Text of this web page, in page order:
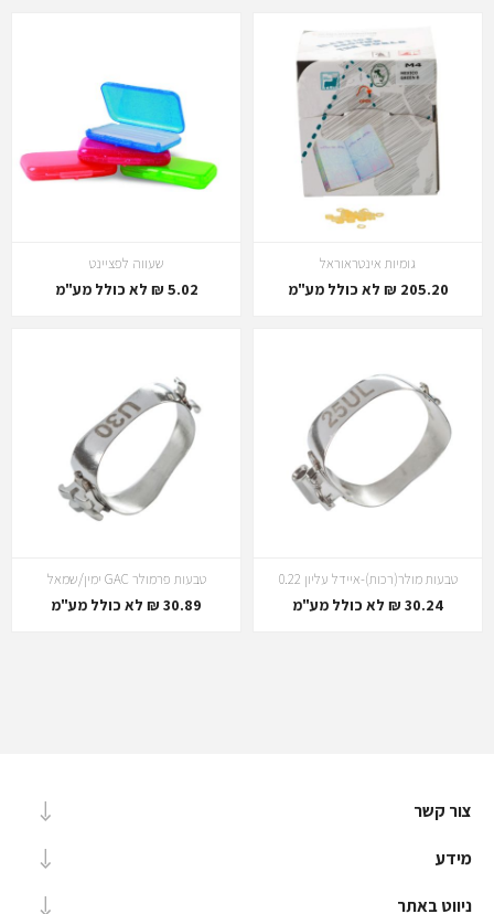
גומיות אינטראוראל
205.20 ₪ לא כולל מע"מ
שעווה לפציינט
5.02 ₪ לא כולל מע"מ
טבעות מולר(רכות)-איידל עליון 0.22
30.24 ₪ לא כולל מע"מ
טבעות פרמולר GAC ימין/שמאל
30.89 ₪ לא כולל מע"מ
צור קשר
מידע
ניווט באתר